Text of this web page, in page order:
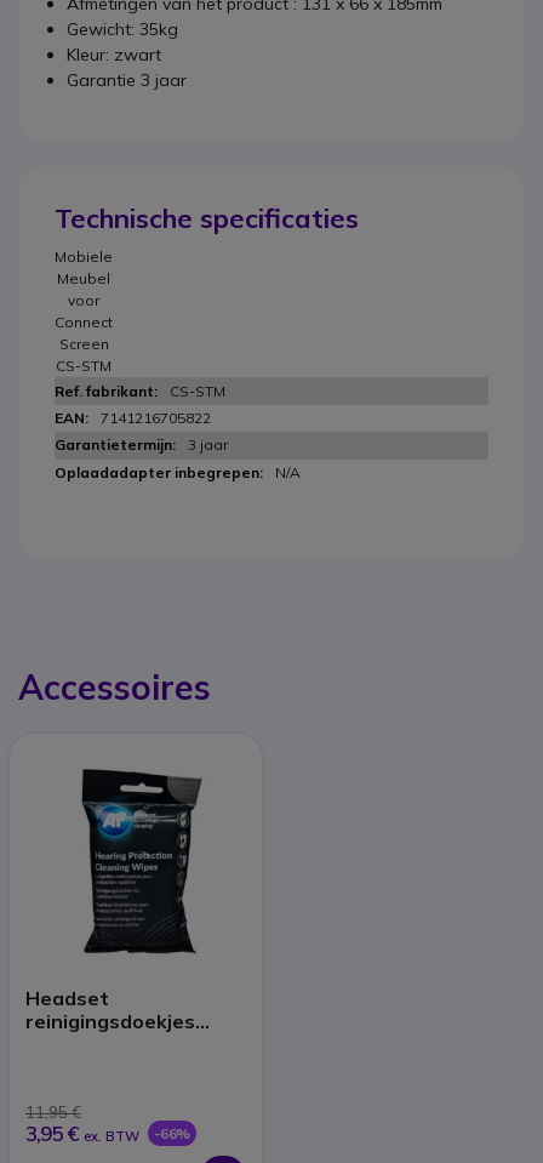
Gewicht: 35kg
Kleur: zwart
Garantie 3 jaar
Technische specificaties
Mobiele
Meubel
voor
Connect
Screen
CS-STM
CS-STM
7141216705822
3 jaar
N/A
Accessoires
Headset
reinigingsdoekjes
11,95 €
3,95 € ex. BTW -66%